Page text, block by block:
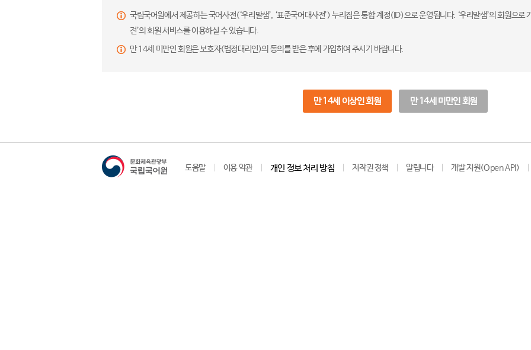
국립국어원에서 제공하는 국어사전(‘우리말샘’, ‘표준국어대사전’) 누리집은 통합 계정(ID)으로 운영됩니다. ‘우리말샘’의 회원으
전’의 회원 서비스를 이용하실 수 있습니다.
만 14세 미만인 회원은 보호자(법정대리인)의 동의를 받은 후에 가입하여 주시기 바랍니다.
만 14세 이상인 회원 만 14세 미만인 회원
도움말 이용 약관 개인 정보 처리 방침 저작권 정책 알립니다 개발 지원(Open API)